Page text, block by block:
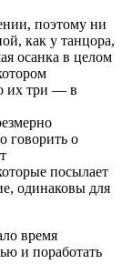
поэтому ни
как у танцора,
осанка в целом
их три — в
говорить о
посылает
одинаковы для
время
и поработать